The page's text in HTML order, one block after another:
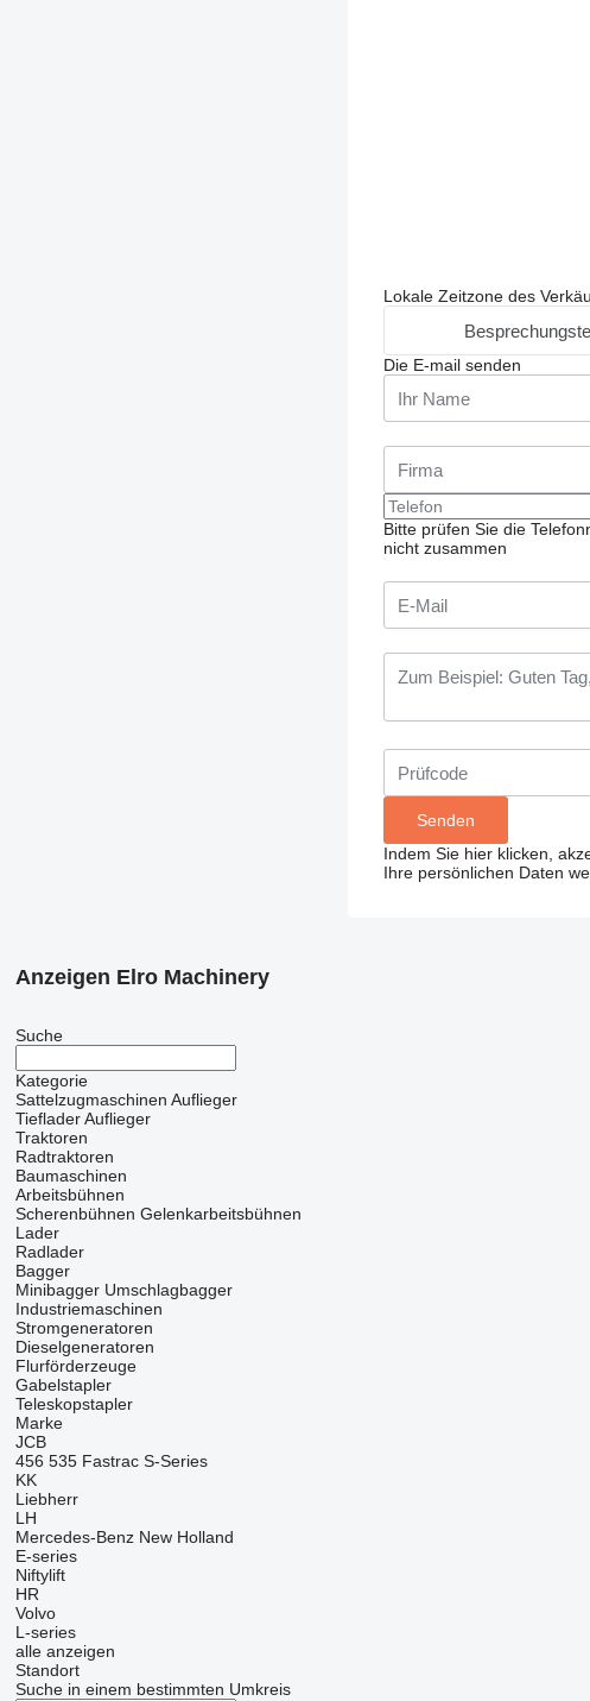
Lokale Zeitzone des
Die E-mail senden
Bitte prüfen Sie die
nicht zusammen
Indem Sie hier klicken,
Ihre persönlichen Daten
Anzeigen Elro Machinery
Suche
Kategorie
Sattelzugmaschinen Auflieger
Tieflader Auflieger
Traktoren
Radtraktoren
Baumaschinen
Arbeitsbühnen
Scherenbühnen Gelenkarbeitsbühnen
Lader
Radlader
Bagger
Minibagger Umschlagbagger
Industriemaschinen
Stromgeneratoren
Dieselgeneratoren
Flurförderzeuge
Gabelstapler
Teleskopstapler
Marke
JCB
456 535 Fastrac S-Series
KK
Liebherr
LH
Mercedes-Benz New Holland
E-series
Niftylift
HR
Volvo
L-series
alle anzeigen
Standort
Suche in einem bestimmten Umkreis